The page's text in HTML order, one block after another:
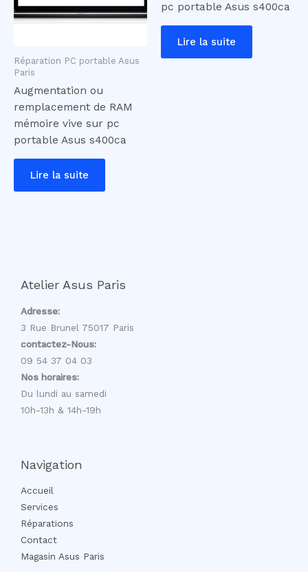
Réparation PC portable Asus
Paris
Augmentation ou
remplacement de RAM
mémoire vive sur pc
portable Asus s400ca
Lire la suite
pc portable Asus s400ca
Lire la suite
Atelier Asus Paris
Adresse:
3 Rue Brunel 75017 Paris
contactez-Nous:
09 54 37 04 03
Nos horaires:
Du lundi au samedi
10h-13h & 14h-19h
Navigation
Accueil
Services
Réparations
Contact
Magasin Asus Paris